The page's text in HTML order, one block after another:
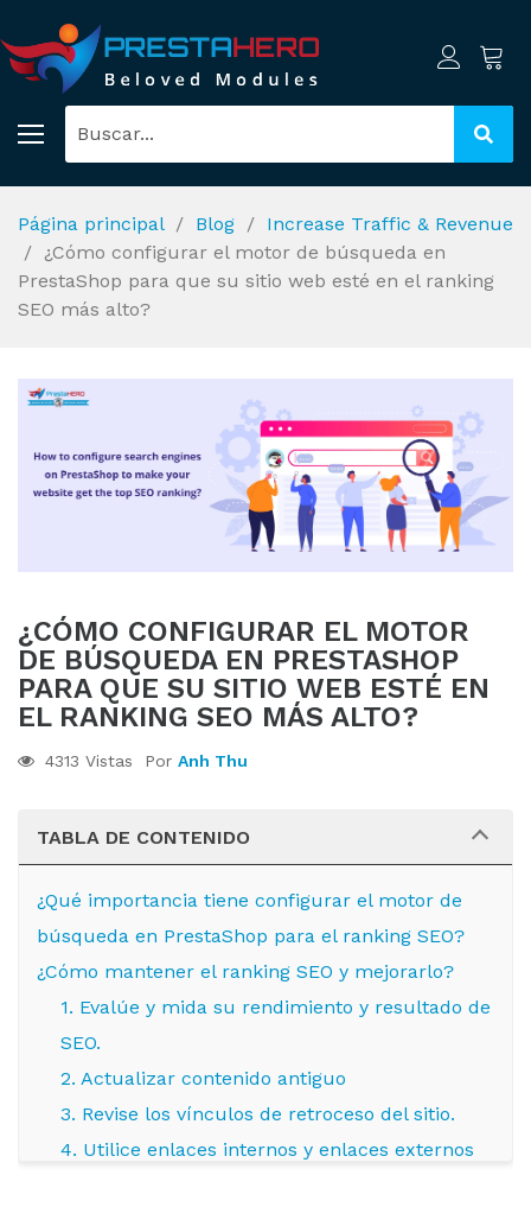
Página principal Blog
Increase Traffic & Revenue
¿Cómo configurar el motor de búsqueda en
PrestaShop para que su sitio web esté en el ranking
SEO más alto?
¿CÓMO CONFIGURAR EL MOTOR
DE BÚSQUEDA EN PRESTASHOP
PARA QUE SU SITIO WEB ESTÉ EN
EL RANKING SEO MÁS ALTO?
4313 Vistas Por Anh Thu
TABLA DE CONTENIDO
¿Qué importancia tiene configurar el motor de
búsqueda en PrestaShop para el ranking SEO?
¿Cómo mantener el ranking SEO y mejorarlo?
1. Evalúe y mida su rendimiento y resultado de
SEO.
2. Actualizar contenido antiguo
3. Revise los vínculos de retroceso del sitio.
4. Utilice enlaces internos y enlaces externos